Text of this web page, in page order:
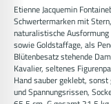
Etienne Jacquemin
Schwertermarken mit
naturalistische
sowie Goldstaffage, als
Blütenbesatz stehende
Kavalier, seltenes
Hand sauber geklebt,
und Spannungsrissen,